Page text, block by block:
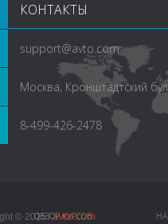
КОНТАКТЫ
support@avto.com
Москва, Кронштадтский
8-499-426-2478
© 2015.avto.com
ОБЗОР КУРСОВ